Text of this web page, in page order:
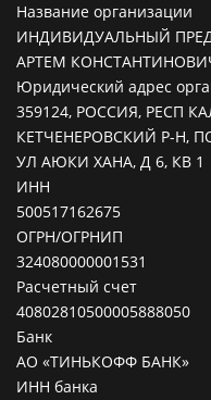
Название организации
ИНДИВИДУАЛЬНЫЙ
АРТЕМ
Юридический адрес
359124, РОССИЯ, РЕСП
КЕТЧЕНЕРОВСКИЙ Р-Н,
УЛ АЮКИ ХАНА, Д 6, КВ 1
ИНН
500517162675
ОГРН/ОГРНИП
324080000001531
Расчетный счет
40802810500005888050
Банк
АО «ТИНЬКОФФ БАНК»
ИНН банка